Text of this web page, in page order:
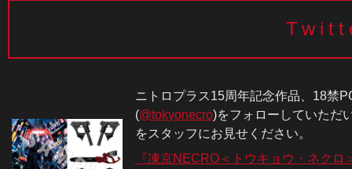
ニトロプラス15周年記念作品、18禁
(@tokyonecro)をフォローしていただ
をスタッフにお見せください。
『凍京NECRO＜トウキョウ・ネクロ